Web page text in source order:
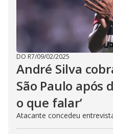
DO R7/09/02/2025
André Silva
São Paulo após
o que falar’
Atacante concedeu